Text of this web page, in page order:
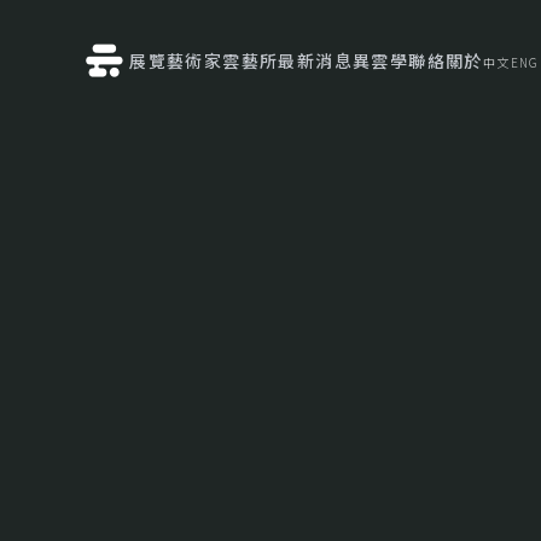
展覽藝術家雲藝所最新消息異雲學聯絡關於中文